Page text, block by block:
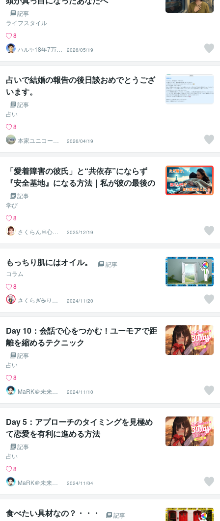
記事
ライフスタイル
8
ハル✨18年7万人
以上の実績×書籍
著者
2026/05/19
占いで結婚の報告の後日談おめでとうござ
います。
記事
占い
8
本家ユニコーン
の使者桜10周年
ありがとう
2026/04/19
「愛着障害の彼氏」と“共依存”にならず
『安全基地』になる方法｜私が彼の最後の
港になるためのガイド
記事
学び
8
さくらん♾️心理
カウンセラー✨
❤️✨
2025/12/19
もっちり肌にはオイル。
記事
コラム
8
さくらぎ☕りょ
う⛎癒やし電話
相談サロン
2024/11/20
Day 10：会話で心をつかむ！ユーモアで距
離を縮めるテクニック
記事
占い
8
MaRK＠未来デ
ザイン☆占星術
タロット☆
2024/11/10
Day 5：アプローチのタイミングを見極め
て恋愛を有利に進める方法
記事
占い
8
MaRK＠未来デ
ザイン☆占星術
タロット☆
2024/11/04
食べたい具材なの？・・・
記事